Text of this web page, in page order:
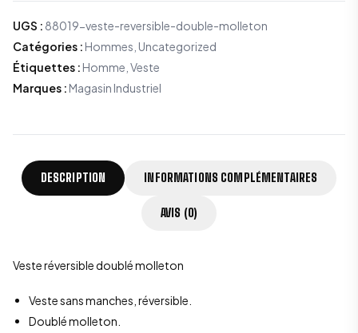
UGS : 88019-veste-reversible-double-molleton
Catégories : Hommes Uncategorized
Étiquettes : Homme, Veste
Marques : Magasin Industriel
DESCRIPTION INFORMATIONS COMPLÉMENTAIRES
AVIS (0)
Veste réversible doublé molleton
Veste sans manches, réversible.
Doublé molleton.